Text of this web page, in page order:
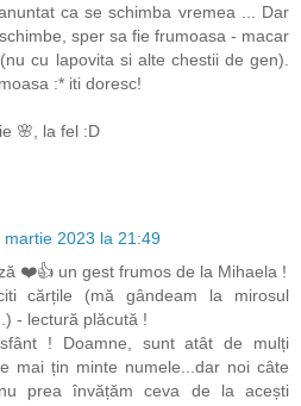
ca se schimba vremea ... Dar
sper sa fie frumoasa - macar
cu lapovita si alte chestii de gen).
:* iti doresc!
🌸, la fel :D
martie 2023 la 21:49
❤️👍 un gest frumos de la Mihaela !
cărțile (mă gândeam la mirosul
- lectură plăcută !
! Doamne, sunt atât de mulți
mai țin minte numele...dar noi câte
prea învățăm ceva de la acești